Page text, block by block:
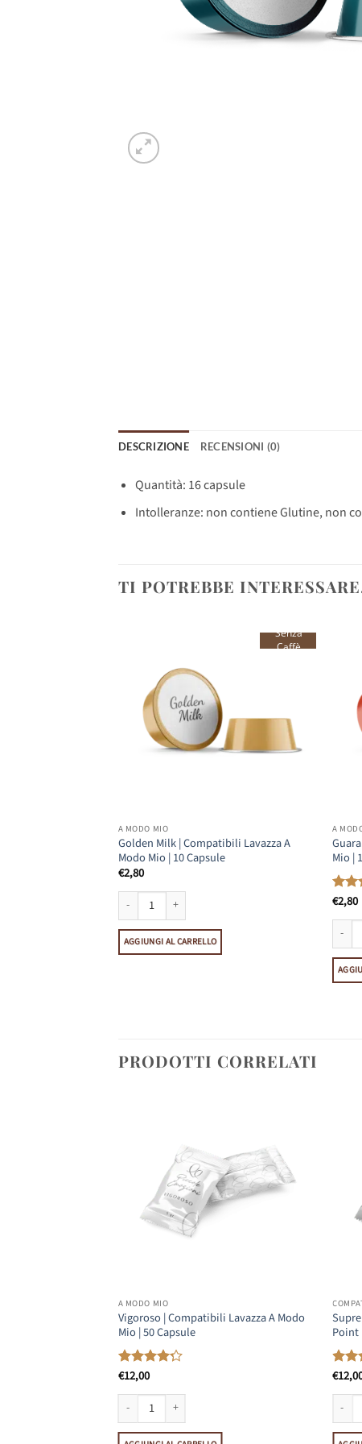
DESCRIZIONE RECENSIONI (0)
Quantità: 16 capsule
Intolleranze: non contiene Glutine, non
TI POTREBBE
Senza
Caffè
A MODO MIO
Golden Milk | Compatibili Lavazza A
Modo Mio | 10 Capsule
€2,80
Golden Milk | Compatibili Lavazza A Modo Mio | 10
AGGIUNGI AL CARRELLO
A
Mio |
€2,80
Lavazza A Modo Mio | 10 Capsule quantità
PRODOTTI CORRELATI
A MODO MIO
Vigoroso | Compatibili Lavazza A Modo
Mio | 50 Capsule
Valutato
€12,00
Vigoroso | Compatibili Lavazza A Modo Mio | 50
Point
€
| 50 Capsule quantità